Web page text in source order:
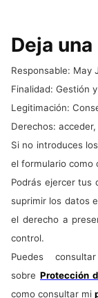
Deja
Responsable: May
Finalidad: Gestión
Legitimación:
Derechos:
Si no introduces
el formulario como
Podrás ejercer tus
suprimir los datos
el derecho a
control.
Puedes
sobreProtección
como consultar mi